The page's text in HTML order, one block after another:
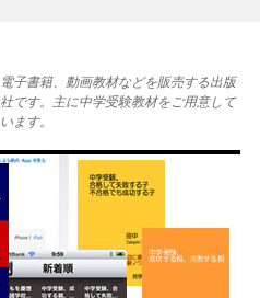
電子書籍、動画教材などを販売する出版
社です。主に中学受験教材をご用意して
います。